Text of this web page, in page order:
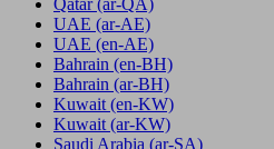
Qatar (ar-QA)
UAE (ar-AE)
UAE (en-AE)
Bahrain (en-BH)
Bahrain (ar-BH)
Kuwait (en-KW)
Kuwait (ar-KW)
Saudi Arabia (ar-SA)